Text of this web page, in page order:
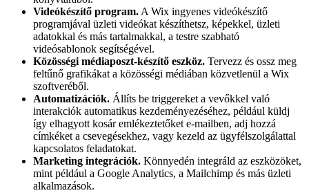
Videókészítő program. A Wix ingyenes videókészítő
programjával üzleti videókat készíthetsz, képekkel, üzleti
adatokkal és más tartalmakkal, a testre szabható
videósablonok segítségével.
Közösségi médiaposzt-készítő eszköz. Tervezz és ossz meg
feltűnő grafikákat a közösségi médiában közvetlenül a Wix
szoftveréből.
Automatizációk. Állíts be triggereket a vevőkkel való
interakciók automatikus kezdeményezéséhez, például küldj
így elhagyott kosár emlékeztetőket e-mailben, adj hozzá
címkéket a csevegésekhez, vagy kezeld az ügyfélszolgálattal
kapcsolatos feladatokat.
Marketing integrációk. Könnyedén integráld az eszközöket,
mint például a Google Analytics, a Mailchimp és más üzleti
alkalmazások.